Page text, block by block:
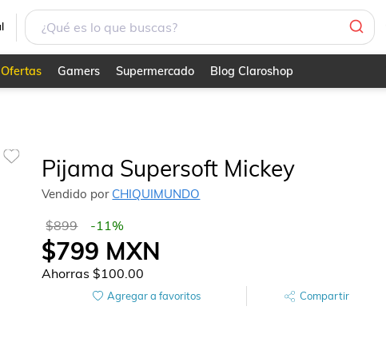
Ofertas Gamers Supermercado Blog Claroshop
Pijama Supersoft Mickey
Vendido por CHIQUIMUNDO
$899 -11 %
$799 MXN
Ahorras$100.00
Agregar a favoritos Compartir